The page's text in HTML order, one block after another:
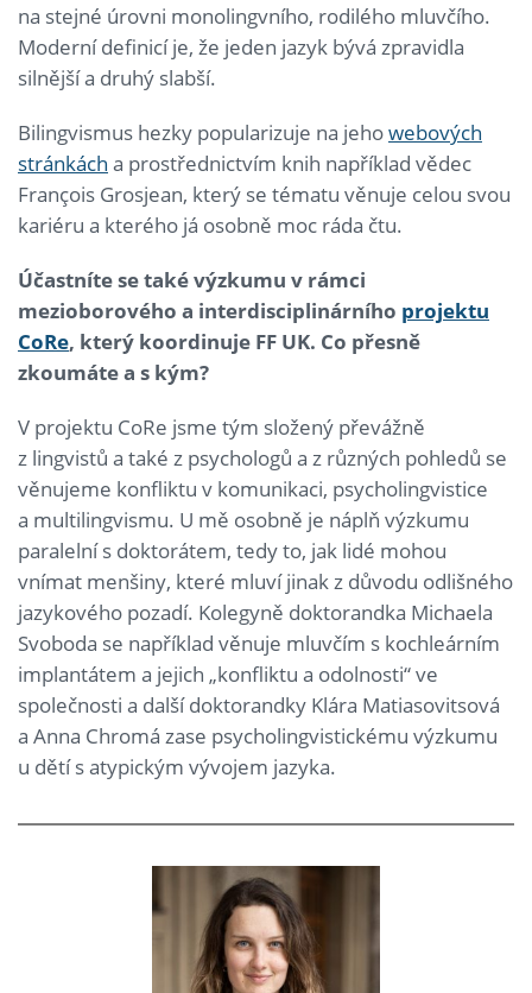
na stejné úrovni monolingvního, rodilého mluvčího.
Moderní definicí je, že jeden jazyk bývá zpravidla
silnější a druhý slabší.
Bilingvismus hezky popularizuje na jehowebových
stránkách a prostřednictvím knih například vědec
François Grosjean, který se tématu věnuje celou svou
kariéru a kterého já osobně moc ráda čtu.
Účastníte se také výzkumu v rámci
mezioborového a interdisciplinárního projektu
CoRe, který koordinuje FF UK. Co přesně
zkoumáte a s kým?
V projektu CoRe jsme tým složený převážně
z lingvistů a také z psychologů a z různých pohledů se
věnujeme konfliktu v komunikaci, psycholingvistice
a multilingvismu. U mě osobně je náplň výzkumu
paralelní s doktorátem, tedy to, jak lidé mohou
vnímat menšiny, které mluví jinak z důvodu odlišného
jazykového pozadí. Kolegyně doktorandka Michaela
Svoboda se například věnuje mluvčím s kochleárním
implantátem a jejich „konfliktu a odolnosti“ ve
společnosti a další doktorandky Klára Matiasovitsová
a Anna Chromá zase psycholingvistickému výzkumu
u dětí s atypickým vývojem jazyka.